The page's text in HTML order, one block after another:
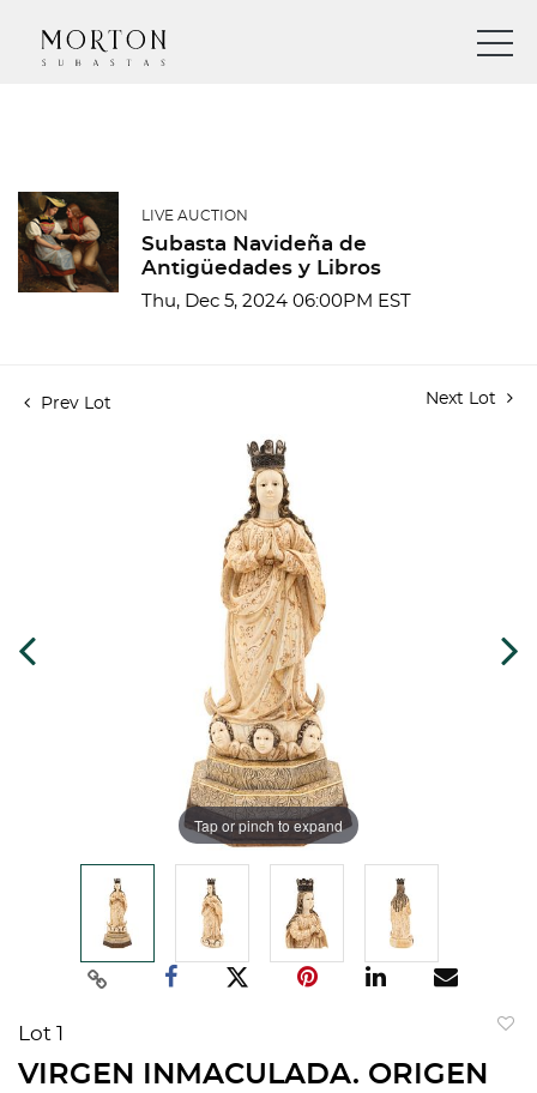
LIVE AUCTION
Subasta Navideña de
Antigüedades y Libros
Thu, Dec 5, 2024 06:00PM EST
Prev Lot Next Lot
Tap or pinch to expand
Lot 1
VIRGEN INMACULADA. ORIGEN